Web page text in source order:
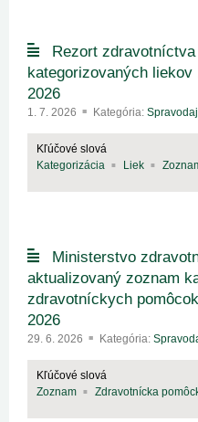
Rezort
kategorizovaných liekov
2026
1. 7. 2026 Kategória:
Kľúčové slová
Kategorizácia
Liek
Ministerstvo
aktualizovaný zoznam
zdravotníckych
2026
29. 6. 2026 Kategória:
Kľúčové slová
Zoznam
Zdravotnícka